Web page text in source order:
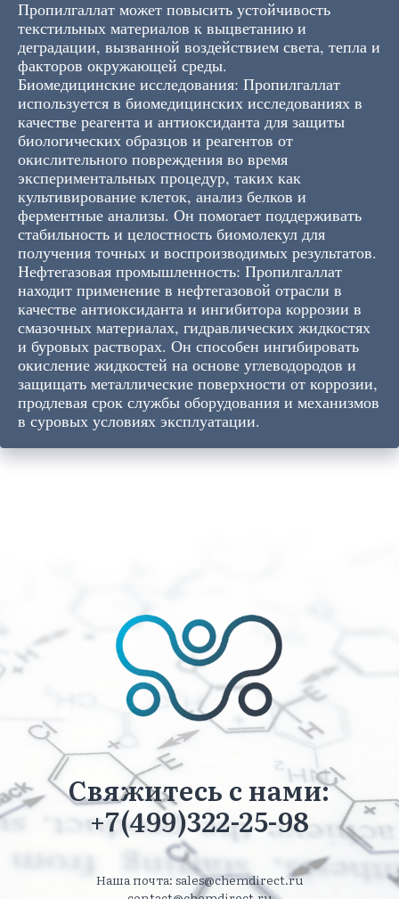
Пропилгаллат может повысить устойчивость
текстильных материалов к выцветанию и
деградации, вызванной воздействием света, тепла и
факторов окружающей среды.
Биомедицинские исследования: Пропилгаллат
используется в биомедицинских исследованиях в
качестве реагента и антиоксиданта для защиты
биологических образцов и реагентов от
окислительного повреждения во время
экспериментальных процедур, таких как
культивирование клеток, анализ белков и
ферментные анализы. Он помогает поддерживать
стабильность и целостность биомолекул для
получения точных и воспроизводимых результатов.
Нефтегазовая промышленность: Пропилгаллат
находит применение в нефтегазовой отрасли в
качестве антиоксиданта и ингибитора коррозии в
смазочных материалах, гидравлических жидкостях
и буровых растворах. Он способен ингибировать
окисление жидкостей на основе углеводородов и
защищать металлические поверхности от коррозии,
продлевая срок службы оборудования и механизмов
в суровых условиях эксплуатации.
Свяжитесь с нами:
+7(499)322-25-98
Наша почта: sales@chemdirect.ru